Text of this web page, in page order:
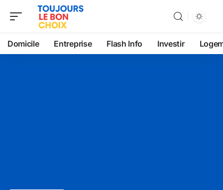
Domicile Entreprise Flash Info Investir